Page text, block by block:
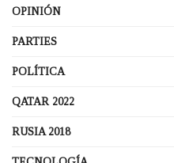
OPINIÓN
PARTIES
POLÍTICA
QATAR 2022
RUSIA 2018